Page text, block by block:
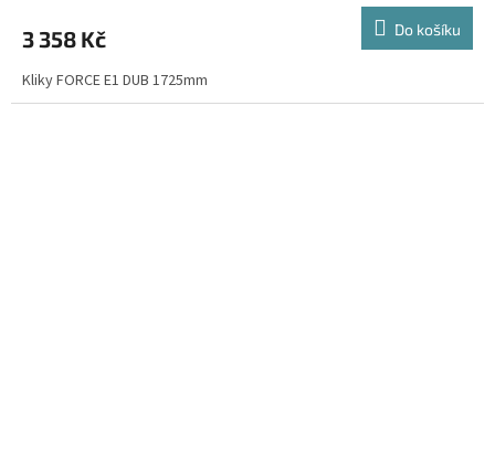
3 358 Kč Do košíku
Kliky FORCE E1 DUB 1725mm